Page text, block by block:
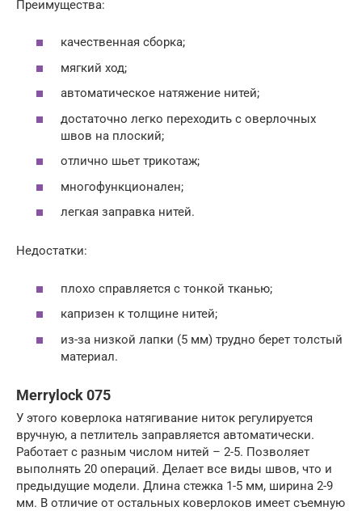
Преимущества:
качественная сборка;
мягкий ход;
автоматическое натяжение нитей;
достаточно легко переходить с оверлочных
швов на плоский;
отлично шьет трикотаж;
многофункционален;
легкая заправка нитей.
Недостатки:
плохо справляется с тонкой тканью;
капризен к толщине нитей;
из-за низкой лапки (5 мм) трудно берет толстый
материал.
Merrylock 075
У этого коверлока натягивание ниток регулируется
вручную, а петлитель заправляется автоматически.
Работает с разным числом нитей – 2-5. Позволяет
выполнять 20 операций. Делает все виды швов, что и
предыдущие модели. Длина стежка 1-5 мм, ширина 2-9
мм. В отличие от остальных коверлоков имеет съемную